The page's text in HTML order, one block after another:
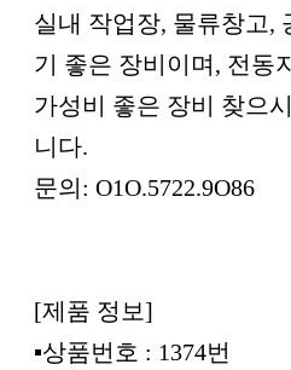
본문
실내 작업장, 물류창고,
기 좋은 장비이며, 전동
가성비 좋은 장비 찾으
니다.
문의: O1O.5722.9O86
[제품 정보]
▪︎상품번호 : 1374번